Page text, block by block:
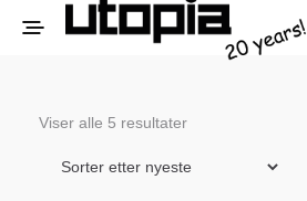
Viser alle 5 resultaterSortert
siste